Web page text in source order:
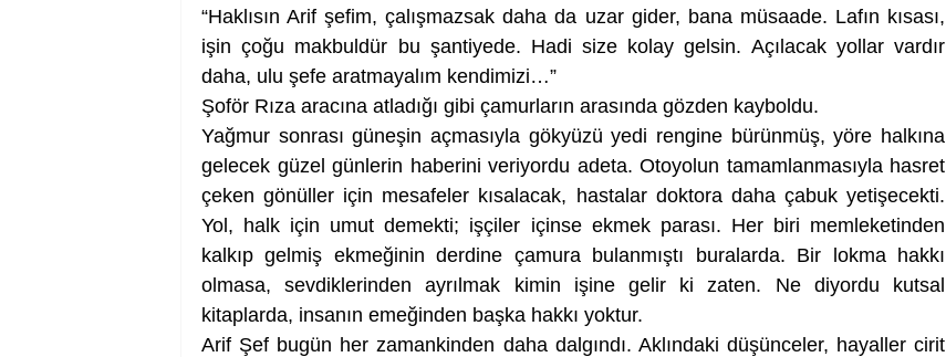
“Haklısın Arif şefim, çalışmazsak daha da uzar gider, bana müsaade. Lafın kısası,
işin çoğu makbuldür bu şantiyede. Hadi size kolay gelsin. Açılacak yollar vardır
daha, ulu şefe aratmayalım kendimizi…”
Şoför Rıza aracına atladığı gibi çamurların arasında gözden kayboldu.
Yağmur sonrası güneşin açmasıyla gökyüzü yedi rengine bürünmüş, yöre halkına
gelecek güzel günlerin haberini veriyordu adeta. Otoyolun tamamlanmasıyla hasret
çeken gönüller için mesafeler kısalacak, hastalar doktora daha çabuk yetişecekti.
Yol, halk için umut demekti; işçiler içinse ekmek parası. Her biri memleketinden
kalkıp gelmiş ekmeğinin derdine çamura bulanmıştı buralarda. Bir lokma hakkı
olmasa, sevdiklerinden ayrılmak kimin işine gelir ki zaten. Ne diyordu kutsal
kitaplarda, insanın emeğinden başka hakkı yoktur.
Arif Şef bugün her zamankinden daha dalgındı. Aklındaki düşünceler, hayaller cirit